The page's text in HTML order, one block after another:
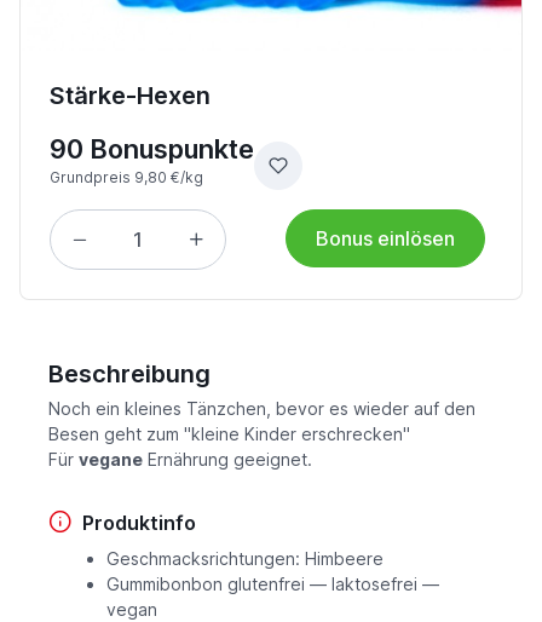
Stärke-Hexen
90 Bonuspunkte
Grundpreis 9,80 €/kg
Bonus einlösen
Beschreibung
Noch ein kleines Tänzchen, bevor es wieder auf den
Besen geht zum "kleine Kinder erschrecken"
Für vegane Ernährung geeignet.
Produktinfo
Geschmacksrichtungen: Himbeere
Gummibonbon glutenfrei — laktosefrei —
vegan